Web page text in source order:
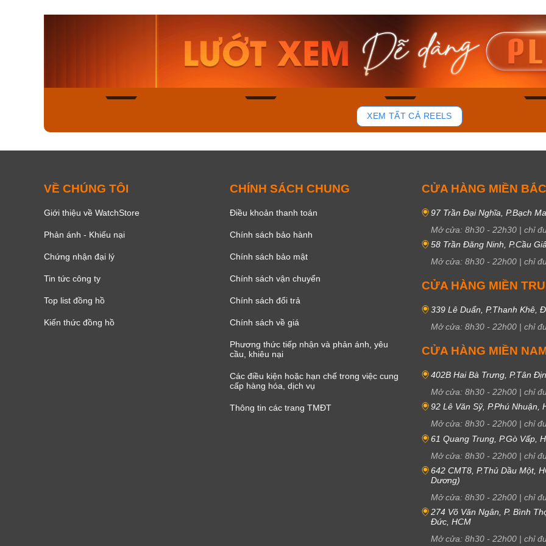
Casio Nam MTS-
115D-1AVDF
2.823.000₫
2.399.550₫
Mua ngay
43
Casio Nam MTS-
RS100L-1AVDF
4.276.000₫
3.634.600₫
Casio
230EL-
Mua
XEM TẤT CẢ REELS
VỀ CHÚNG TÔI
Giới thiệu về WatchStore
Phản ánh - Khiếu nại
Chứng nhận đại lý
Tin tức công ty
Top list đồng hồ
Kiến thức đồng hồ
CHÍNH SÁCH CHUNG
Điều khoản thanh toán
Chính sách bảo hành
Chính sách bảo mật
Chính sách vận chuyển
Chính sách đổi trả
Chính sách về giá
Phương thức tiếp nhận và phản ánh, yêu
cầu, khiêu nại
Các điều kiện hoặc hạn chế trong việc cung
cấp hàng hóa, dịch vụ
Thông tin các trang TMĐT
CỬA HÀNG MIỀN BẮC
97 Trần Đại Nghĩa, P.Bạch
Mở cửa: 8h30 - 22h30 | chỉ
58 Trần Đăng Ninh, P.Cầu
Mở cửa: 8h30 - 22h00 | chỉ
CỬA HÀNG MIỀN
339 Lê Duẩn, P.Thanh Khê,
Mở cửa: 8h30 - 22h00 | chỉ
CỬA HÀNG MIỀN
402B Hai Bà Trưng, P.Tân
Mở cửa: 8h30 - 22h00 | chỉ
92 Lê Văn Sỹ, P.Phú Nhuận,
Mở cửa: 8h30 - 22h00 | chỉ
61 Quang Trung, P.Gò Vấp,
Mở cửa: 8h30 - 22h00 | chỉ
642 CMT8, P.Thủ Dầu Một,
Dương)
Mở cửa: 8h30 - 22h00 | chỉ
274 Võ Văn Ngân, P. Bình
Đức, HCM
Mở cửa: 8h30 - 22h00 | chỉ